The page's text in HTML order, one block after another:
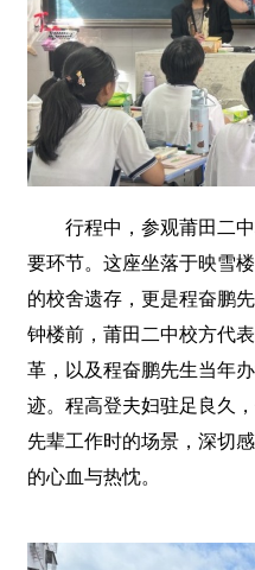
行程中，参观莆田二
要环节。这座坐落于映雪
的校舍遗存，更是程奋鹏
钟楼前，莆田二中校方代
革，以及程奋鹏先生当年
迹。程高登夫妇驻足良久
先辈工作时的场景，深切
的心血与热忱。